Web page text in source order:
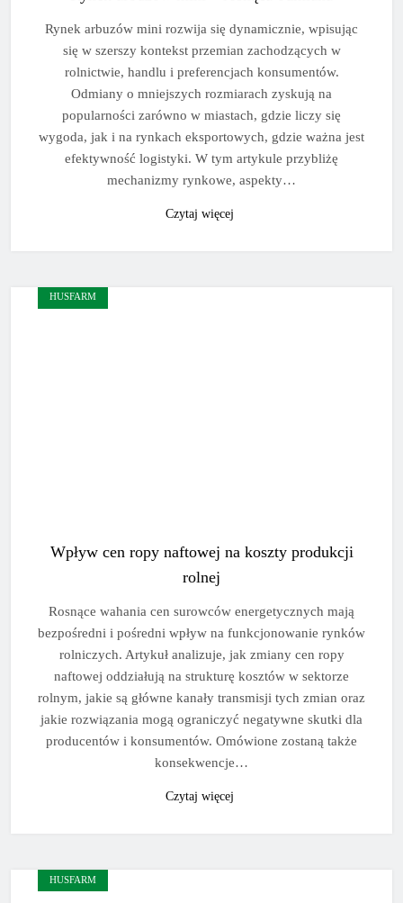
Rynek arbuzów mini rozwija się dynamicznie, wpisując
się w szerszy kontekst przemian zachodzących w
rolnictwie, handlu i preferencjach konsumentów.
Odmiany o mniejszych rozmiarach zyskują na
popularności zarówno w miastach, gdzie liczy się
wygoda, jak i na rynkach eksportowych, gdzie ważna jest
efektywność logistyki. W tym artykule przybliżę
mechanizmy rynkowe, aspekty…
Czytaj więcej
HUSFARM
Wpływ cen ropy naftowej na koszty produkcji
rolnej
Rosnące wahania cen surowców energetycznych mają
bezpośredni i pośredni wpływ na funkcjonowanie rynków
rolniczych. Artykuł analizuje, jak zmiany cen ropy
naftowej oddziałują na strukturę kosztów w sektorze
rolnym, jakie są główne kanały transmisji tych zmian oraz
jakie rozwiązania mogą ograniczyć negatywne skutki dla
producentów i konsumentów. Omówione zostaną także
konsekwencje…
Czytaj więcej
HUSFARM